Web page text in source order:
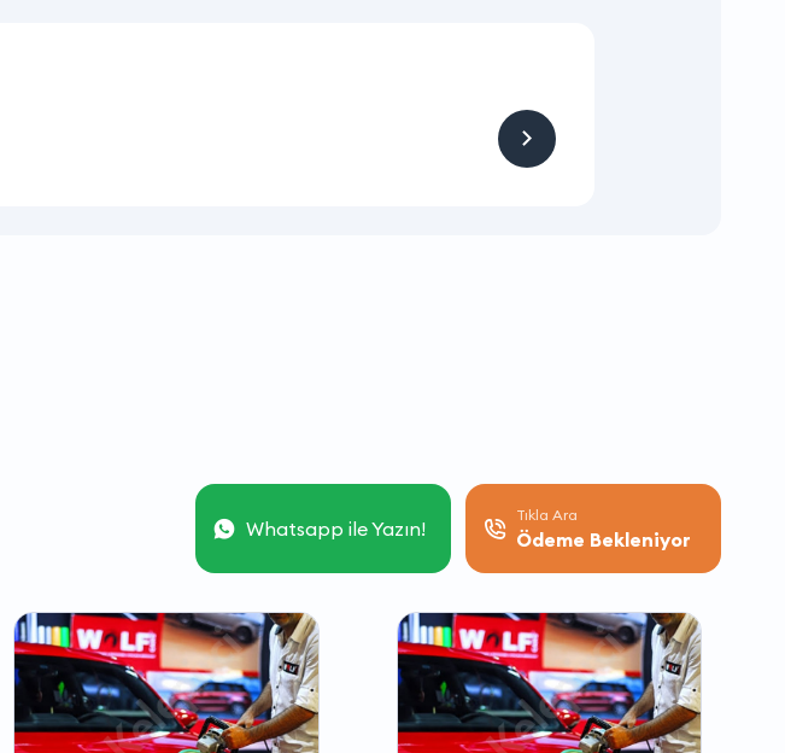
Whatsapp ile Yazın!
Tıkla Ara
Ödeme Bekleniyor